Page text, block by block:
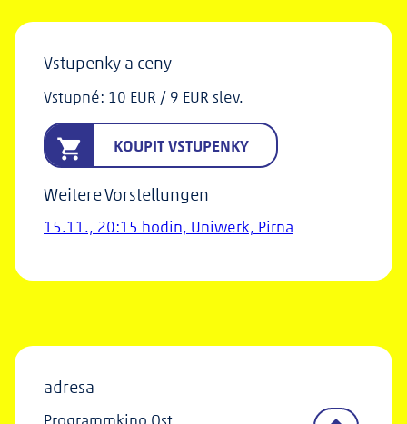
Vstupenky a ceny
Vstupné: 10 EUR / 9 EUR slev.
KOUPIT VSTUPENKY
Weitere Vorstellungen
15.11., 20:15 hodin, Uniwerk, Pirna
adresa
Programmkino Ost